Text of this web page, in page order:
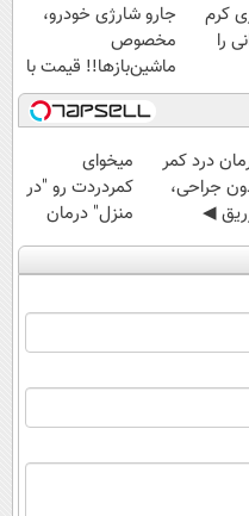
کرم
را
جارو شارژی خودرو،
مخصوص
ماشین‌باز‌ها!! قیمت با
تخفیف: فقط
1,499,000
درد کمر
جراحی،
◀
رو پر
▶
میخوای
کمردردت رو "در
منزل" درمان
کنی؟ (◂فیلم +
◂پرسش‌نامه)